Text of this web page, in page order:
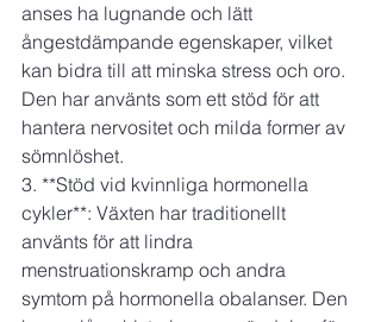
anses ha lugnande och lätt
ångestdämpande egenskaper, vilket
kan bidra till att minska stress och oro.
Den har använts som ett stöd för att
hantera nervositet och milda former av
sömnlöshet.
3. **Stöd vid kvinnliga hormonella
cykler**: Växten har traditionellt
använts för att lindra
menstruationskramp och andra
symtom på hormonella obalanser. Den